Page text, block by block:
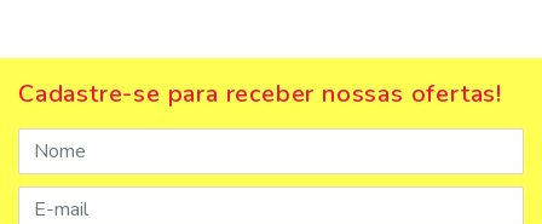
Cadastre-se para receber nossas ofertas!